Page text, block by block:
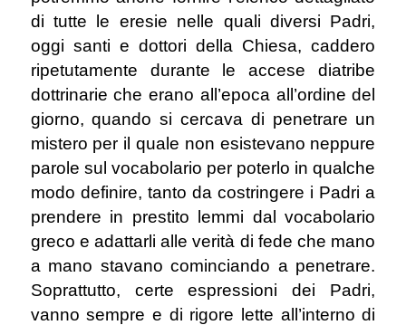
di tutte le eresie nelle quali diversi Padri,
oggi santi e dottori della Chiesa, caddero
ripetutamente durante le accese diatribe
dottrinarie che erano all’epoca all’ordine del
giorno, quando si cercava di penetrare un
mistero per il quale non esistevano neppure
parole sul vocabolario per poterlo in qualche
modo definire, tanto da costringere i Padri a
prendere in prestito lemmi dal vocabolario
greco e adattarli alle verità di fede che mano
a mano stavano cominciando a penetrare.
Soprattutto, certe espressioni dei Padri,
vanno sempre e di rigore lette all’interno di